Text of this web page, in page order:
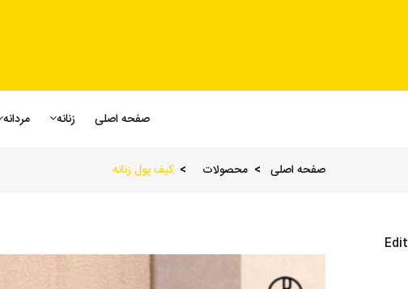
صفحه اصلی زنانه مردانه
صفحه اصلی محصولات کیف پول زنانه
Edit